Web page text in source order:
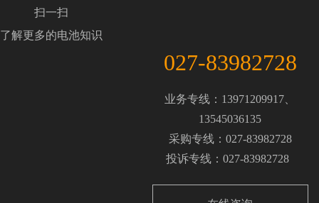
扫一扫
了解更多的电池知识
027-83982728
业务专线：13971209917、
13545036135
采购专线：027-83982728
投诉专线：027-83982728